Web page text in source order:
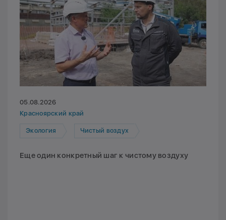
05.08.2026
Красноярский край
Экология Чистый воздух
Еще один конкретный шаг к чистому воздуху